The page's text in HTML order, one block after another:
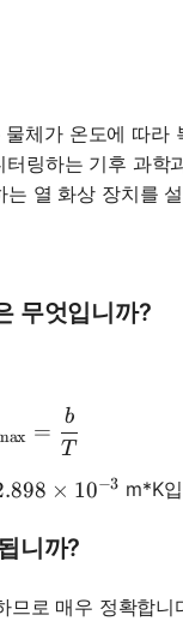
체가 온도에 따라
링하는 기후 과학
열 화상 장치를
무엇입니까?
=
T
b
\times 10^{-
× 10−3 m*K
니까?
로 매우 정확합